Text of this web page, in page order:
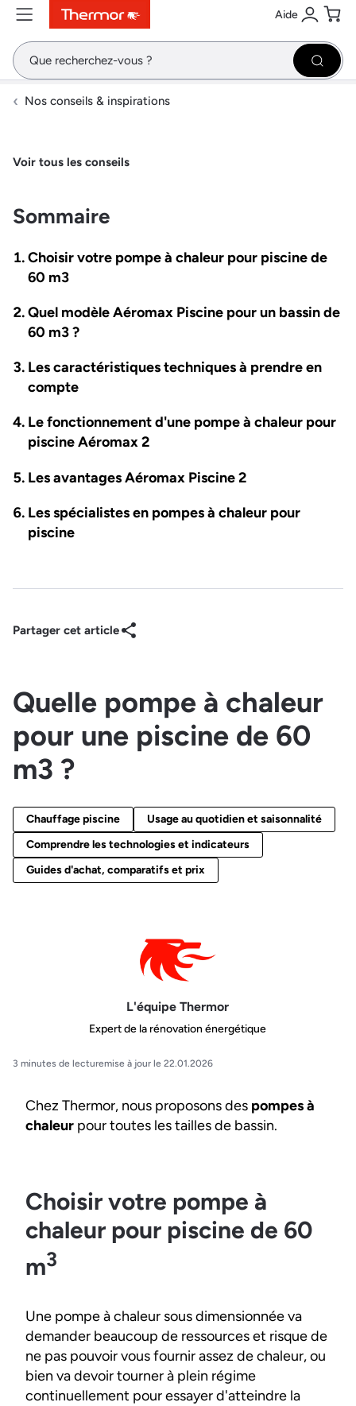
ContenuMenuRecherche Aide
Se
Nos conseils & inspirations
Voir tous les conseils
Sommaire
Choisir votre pompe à chaleur pour piscine de
60 m3
Quel modèle Aéromax Piscine pour un bassin de
60 m3 ?
Les caractéristiques techniques à prendre en
compte
Le fonctionnement d'une pompe à chaleur pour
piscine Aéromax 2
Les avantages Aéromax Piscine 2
Les spécialistes en pompes à chaleur pour
piscine
Partager cet article
Quelle pompe à chaleur
pour une piscine de 60
m3 ?
Chauffage piscine
Usage au quotidien et saisonnalité
Comprendre les technologies et indicateurs
Guides d'achat, comparatifs et prix
L'équipe Thermor
Expert de la rénovation énergétique
3 minutes de lecturemise à jour le 22.01.2026
Chez Thermor, nous proposons des pompes à
chaleur pour toutes les tailles de bassin.
Choisir votre pompe à
chaleur pour piscine de 60
m3
Une pompe à chaleur sous dimensionnée va
demander beaucoup de ressources et risque de
ne pas pouvoir vous fournir assez de chaleur, ou
bien va devoir tourner à plein régime
continuellement pour essayer d'atteindre la